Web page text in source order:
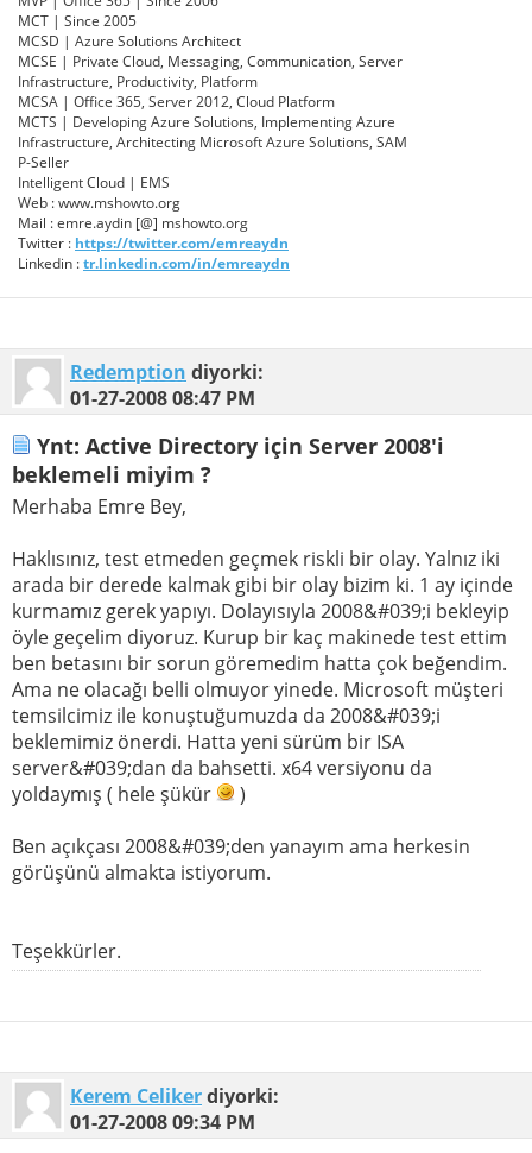
MCT | Since 2005
MCSD | Azure Solutions Architect
MCSE | Private Cloud, Messaging, Communication, Server
Infrastructure, Productivity, Platform
MCSA | Office 365, Server 2012, Cloud Platform
MCTS | Developing Azure Solutions, Implementing Azure
Infrastructure, Architecting Microsoft Azure Solutions, SAM
P-Seller
Intelligent Cloud | EMS
Web : www.mshowto.org
Mail : emre.aydin [@] mshowto.org
Twitter : https://twitter.com/emreaydn
Linkedin :tr.linkedin.com/in/emreaydn
Redemption diyorki:
01-27-200808:47 PM
Ynt: Active Directory için Server 2008'i
beklemeli miyim ?
Merhaba Emre Bey,
Haklısınız, test etmeden geçmek riskli bir olay. Yalnız iki
arada bir derede kalmak gibi bir olay bizim ki. 1 ay içinde
kurmamız gerek yapıyı. Dolayısıyla 2008&#039;i bekleyip
öyle geçelim diyoruz. Kurup bir kaç makinede test ettim
ben betasını bir sorun göremedim hatta çok beğendim.
Ama ne olacağı belli olmuyor yinede. Microsoft müşteri
temsilcimiz ile konuştuğumuzda da 2008&#039;i
beklemimiz önerdi. Hatta yeni sürüm bir ISA
server&#039;dan da bahsetti. x64 versiyonu da
yoldaymış ( hele şükür
)
Ben açıkçası 2008&#039;den yanayım ama herkesin
görüşünü almakta istiyorum.
Teşekkürler.
Kerem Celikerdiyorki:
01-27-200809:34 PM